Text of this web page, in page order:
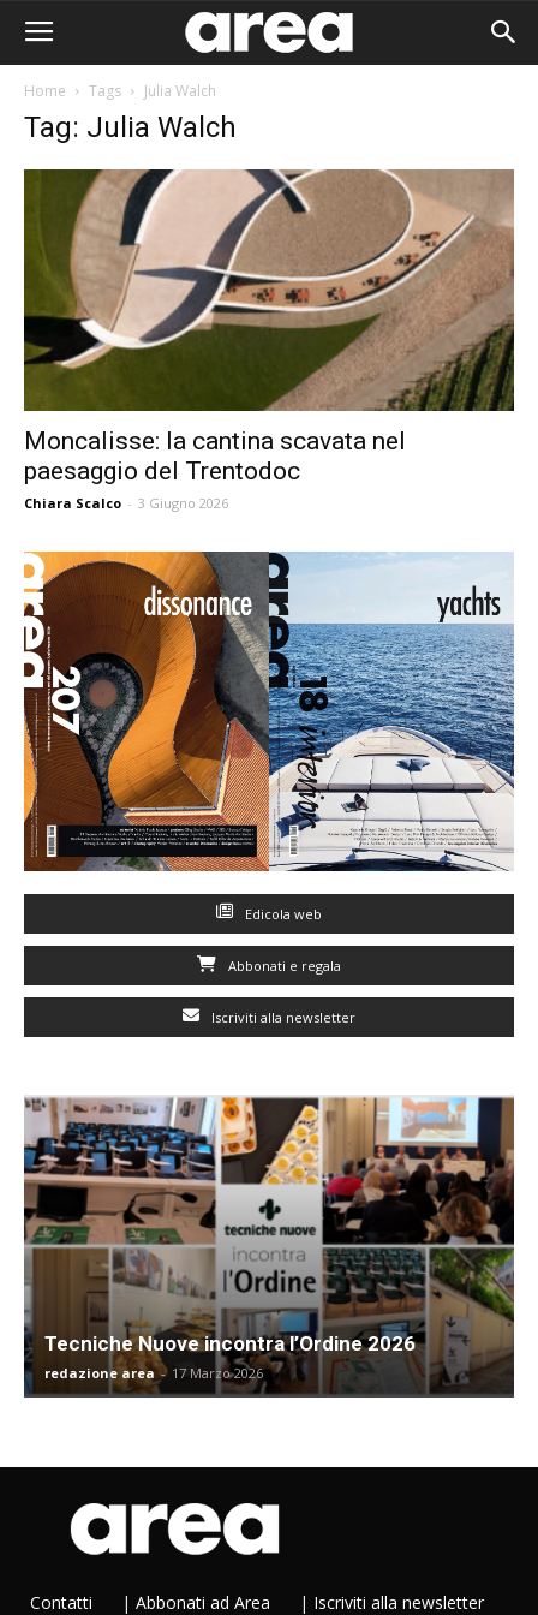
Home Tags Julia Walch
Tag: Julia Walch
Moncalisse: la cantina scavata nel
paesaggio del Trentodoc
Chiara Scalco - 3 Giugno 2026
Edicola web
Abbonati e regala
Iscriviti alla newsletter
Tecniche Nuove incontra l’Ordine 2026
redazione area - 17 Marzo 2026
Contatti | Abbonati ad Area | Iscriviti alla newsletter